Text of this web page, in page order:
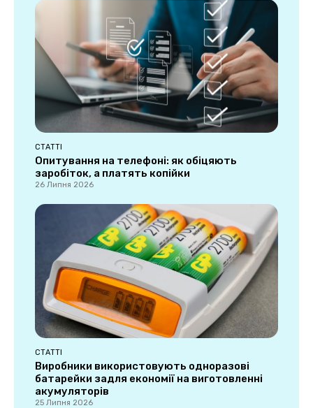
СТАТТІ
Опитування на телефоні: як обіцяють
заробіток, а платять копійки
26 Липня 2026
СТАТТІ
Виробники використовують одноразові
батарейки задля економії на виготовленні
акумуляторів
25 Липня 2026